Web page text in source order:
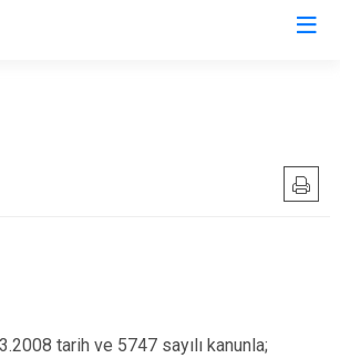
Kartepe
tarih ve 5747 sayılı kanunla;